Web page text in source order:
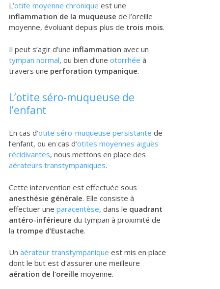
L’otite moyenne chronique est une
inflammation de la muqueuse de l’oreille
moyenne, évoluant depuis plus de trois mois.
Il peut s’agir d’une inflammation avec un
tympan normal, ou bien d’une otorrhée à
travers une perforation tympanique.
L’otite séro-muqueuse de
l’enfant
En cas d’otite séro-muqueuse persistante de
l’enfant, ou en cas d’otites moyennes aiguës
récidivantes, nous mettons en place des
aérateurs transtympaniques.
Cette intervention est effectuée sous
anesthésie générale. Elle consiste à
effectuer une paracentèse, dans le quadrant
antéro-inférieure du tympan à proximité de
la trompe d’Eustache.
Un aérateur transtympanique est mis en place
dont le but est d’assurer une meilleure
aération de l’oreille moyenne.